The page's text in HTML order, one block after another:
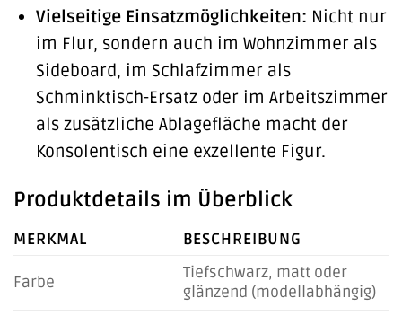
Vielseitige Einsatzmöglichkeiten: Nicht nur
im Flur, sondern auch im Wohnzimmer als
Sideboard, im Schlafzimmer als
Schminktisch-Ersatz oder im Arbeitszimmer
als zusätzliche Ablagefläche macht der
Konsolentisch eine exzellente Figur.
Produktdetails im Überblick
MERKMAL BESCHREIBUNG
Farbe
Tiefschwarz, matt oder
glänzend (modellabhängig)